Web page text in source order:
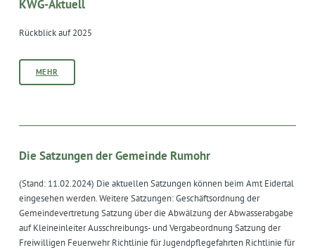
KWG-Aktuell
Rückblick auf 2025
MEHR
Die Satzungen der Gemeinde Rumohr
(Stand: 11.02.2024) Die aktuellen Satzungen können beim Amt Eidertal
eingesehen werden. Weitere Satzungen: Geschäftsordnung der
Gemeindevertretung Satzung über die Abwälzung der Abwasserabgabe
auf Kleineinleiter Ausschreibungs- und Vergabeordnung Satzung der
Freiwilligen Feuerwehr Richtlinie für Jugendpflegefahrten Richtlinie für